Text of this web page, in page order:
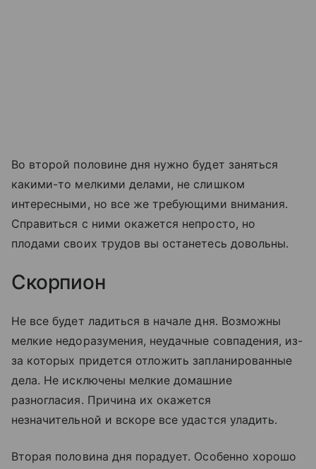
Во второй половине дня нужно будет заняться
какими-то мелкими делами, не слишком
интересными, но все же требующими внимания.
Справиться с ними окажется непросто, но
плодами своих трудов вы останетесь довольны.
Скорпион
Не все будет ладиться в начале дня. Возможны
мелкие недоразумения, неудачные совпадения, из-
за которых придется отложить запланированные
дела. Не исключены мелкие домашние
разногласия. Причина их окажется
незначительной и вскоре все удастся уладить.
Вторая половина дня порадует. Особенно хорошо